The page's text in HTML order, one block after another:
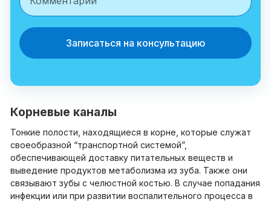
Записаться на консультацию
Корневые каналы
Тонкие полости, находящиеся в корне, которые служат
своеобразной “транспортной системой”,
обеспечивающей доставку питательных веществ и
выведение продуктов метаболизма из зуба. Также они
связывают зубы с челюстной костью. В случае попадания
инфекции или при развитии воспалительного процесса в